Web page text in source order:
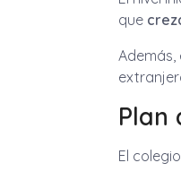
que
Además,
Plan
El